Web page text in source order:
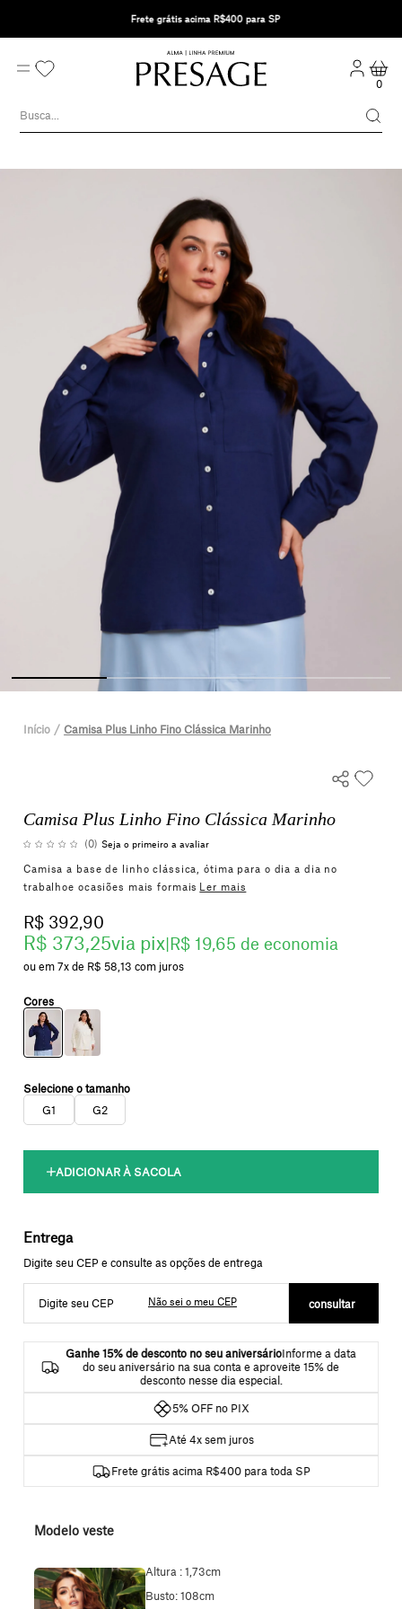
Frete grátis acima R$400 para SP
0
Início Camisa Plus Linho Fino Clássica Marinho
Camisa Plus Linho Fino Clássica Marinho
(0) Seja o primeiro a avaliar
Camisa a base de linho clássica, ótima para o dia a dia no
trabalhoe ocasiões mais formais Ler mais
R$ 373,25via pix|R$ 19,65 de economia
R$ 392,90
7x R$ 58,13com juros
G1 G2
Não sei o meu CEP
Ganhe 15% de desconto no seu aniversárioInforme a data
do seu aniversário na sua conta e aproveite 15% de
desconto nesse dia especial.
5% OFF no PIX
Até 4x sem juros
Frete grátis acima R$400 para toda SP
Modelo veste
Altura : 1,73cm
Busto: 108cm